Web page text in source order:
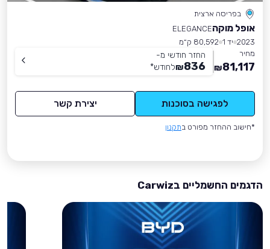
בפריסה ארצית
אופל מוקהELEGANCE
2023 יד 1
80,592 ק״מ
מחיר
81,117
₪
החזר חודשי מ-
836
₪לחודש*
לפגישה בסוכנות יצירת קשר
*חישוב ההחזר מפורט בתקנון
הדגמים החשמליים בCarwiz